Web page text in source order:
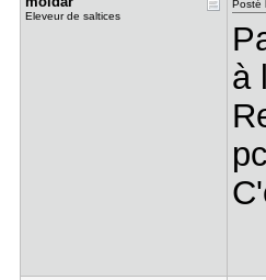
Eleveur de saltices
Posté
à